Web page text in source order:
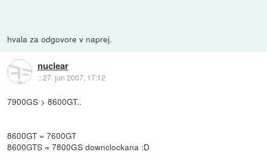
hvala za odgovore v naprej.
nuclear
::27. jun 2007, 17:12
7900GS > 8600GT..
8600GT = 7600GT
8600GTS = 7800GS downclockana :D